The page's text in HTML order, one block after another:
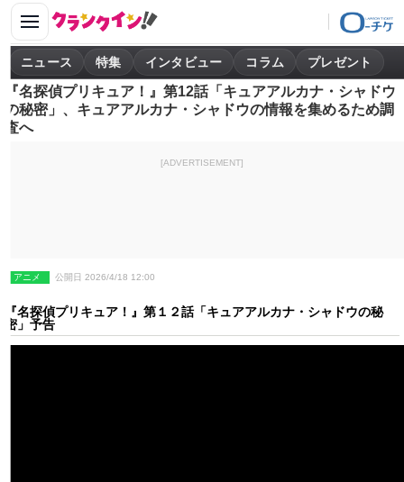
ニュース 特集 インタビュー コラム プレゼント
『名探偵プリキュア！』第12話「キュアアルカナ・シャドウ
の秘密」、キュアアルカナ・シャドウの情報を集めるため調
査へ
[ADVERTISEMENT]
アニメ 公開日 2026/4/18 12:00
『名探偵プリキュア！』第１２話「キュアアルカナ・シャドウの秘
密」予告